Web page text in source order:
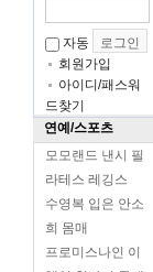
자동
회원가입
아이디/패스워
드찾기
연예/스포츠
모모랜드 낸시 필
라테스 레깅스
수영복 입은 안소
희 몸매
프로미스나인 이